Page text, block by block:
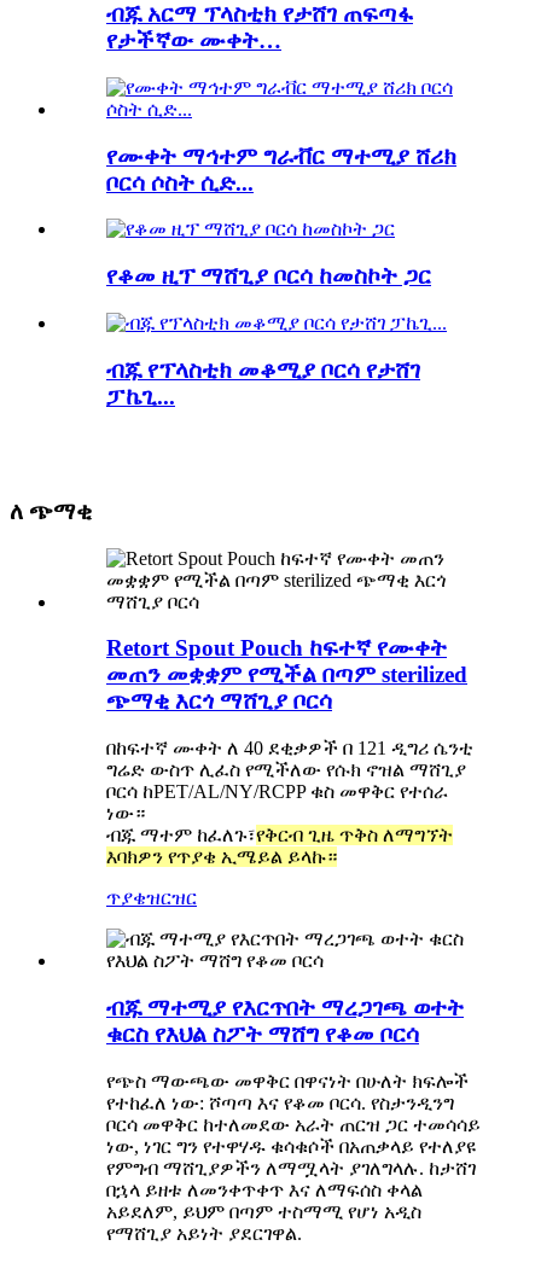
ብጁ አርማ ፕላስቲክ የታሸገ ጠፍጣፋ
የታችኛው ሙቀት…
የሙቀት ማኅተም ግራቭር ማተሚያ ሸሪክ
ቦርሳ ሶስት ሲድ...
የቆመ ዚፕ ማሸጊያ ቦርሳ ከመስኮት ጋር
ብጁ የፕላስቲክ መቆሚያ ቦርሳ የታሸገ
ፓኬጊ...
ለ ጭማቂ
Retort Spout Pouch ከፍተኛ የሙቀት
መጠን መቋቋም የሚችል በጣም sterilized
ጭማቂ እርጎ ማሸጊያ ቦርሳ
በከፍተኛ ሙቀት ለ 40 ደቂቃዎች በ 121 ዲግሪ ሴንቲ
ግሬድ ውስጥ ሊፈስ የሚችለው የሱክ ኖዝል ማሸጊያ
ቦርሳ ከPET/AL/NY/RCPP ቁስ መዋቅር የተሰራ
ነው።
ብጁ ማተም ከፈለጉ፣የቅርብ ጊዜ ጥቅስ ለማግኘት
እባክዎን የጥያቄ ኢሜይል ይላኩ።
ጥያቄዝርዝር
ብጁ ማተሚያ የእርጥበት ማረጋገጫ ወተት
ቁርስ የእህል ስፖት ማሸግ የቆመ ቦርሳ
የጭስ ማውጫው መዋቅር በዋናነት በሁለት ክፍሎች
የተከፈለ ነው: ሾጣጣ እና የቆመ ቦርሳ. የስታንዲንግ
ቦርሳ መዋቅር ከተለመደው አራት ጠርዝ ጋር ተመሳሳይ
ነው, ነገር ግን የተዋሃዱ ቁሳቁሶች በአጠቃላይ የተለያዩ
የምግብ ማሸጊያዎችን ለማሟላት ያገለግላሉ. ከታሸገ
በኋላ ይዘቱ ለመንቀጥቀጥ እና ለማፍሰስ ቀላል
አይደለም, ይህም በጣም ተስማሚ የሆነ አዲስ
የማሸጊያ አይነት ያደርገዋል.